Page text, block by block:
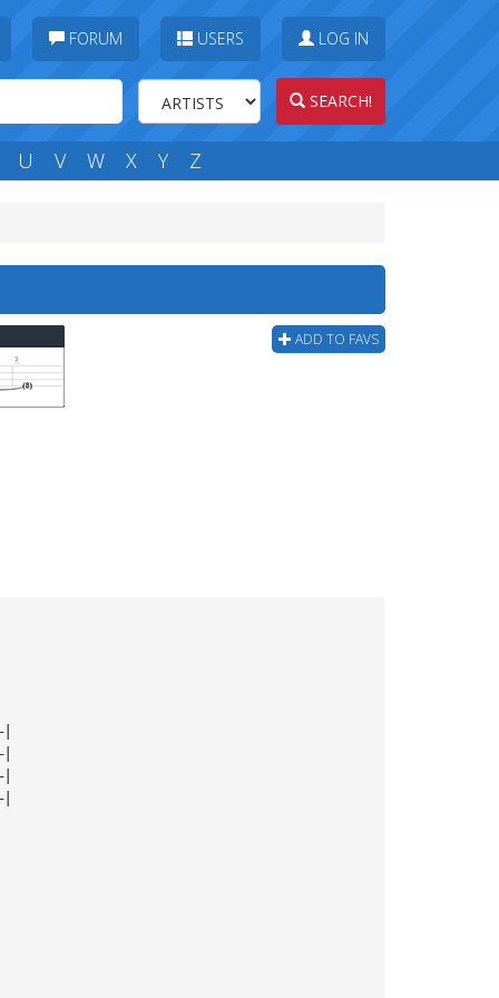
FORUM USERS LOG IN
SEARCH!
U V W X Y Z
ADD TO FAVS